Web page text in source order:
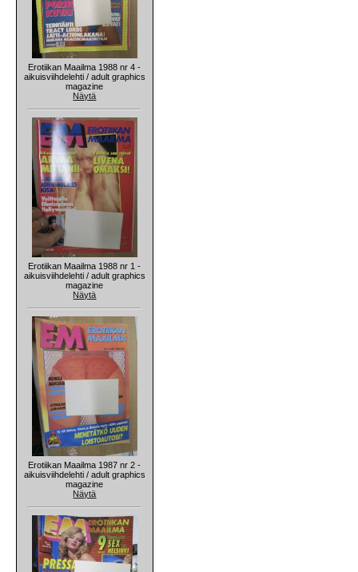
Erotiikan Maailma 1988 nr 4 -
aikuisviihdelehti / adult graphics
magazine
Näytä
Erotiikan Maailma 1988 nr 1 -
aikuisviihdelehti / adult graphics
magazine
Näytä
Erotiikan Maailma 1987 nr 2 -
aikuisviihdelehti / adult graphics
magazine
Näytä